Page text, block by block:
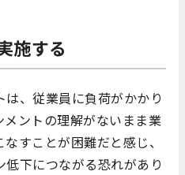
施する
、従業員に負荷がかかり
ントの理解がないまま業
すことが困難だと感じ、
下につながる恐れがあり